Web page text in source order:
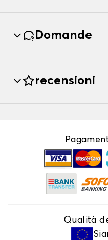
Domande
recensioni
Qualità